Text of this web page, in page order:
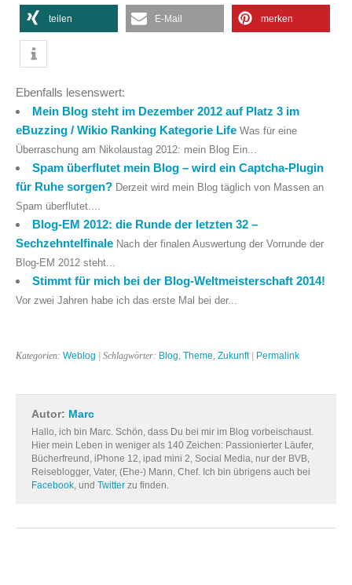
teilen E-Mail merken
Ebenfalls lesenswert:
Mein Blog steht im Dezember 2012 auf Platz 3 im
eBuzzing / Wikio Ranking Kategorie Life Was für eine
Überraschung am Nikolaustag 2012: mein Blog Ein...
Spam überflutet mein Blog – wird ein Captcha-Plugin
für Ruhe sorgen? Derzeit wird mein Blog täglich von Massen an
Spam überflutet....
Blog-EM 2012: die Runde der letzten 32 –
Sechzehntelfinale Nach der finalen Auswertung der Vorrunde der
Blog-EM 2012 steht...
Stimmt für mich bei der Blog-Weltmeisterschaft 2014!
Vor zwei Jahren habe ich das erste Mal bei der...
Kategorien: Weblog | Schlagwörter: Blog, Theme, Zukunft| Permalink
Autor: Marc
Hallo, ich bin Marc. Schön, dass Du bei mir im Blog vorbeischaust.
Hier mein Leben in weniger als 140 Zeichen: Passionierter Läufer,
Bücherfreund, iPhone 12, ipad mini 2, Social Media, nur der BVB,
Reiseblogger, Vater, (Ehe-) Mann, Chef. Ich bin übrigens auch bei
Facebook, und Twitter zu finden.